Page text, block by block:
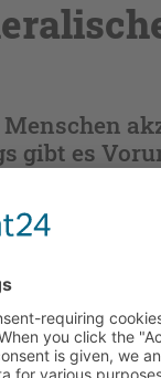
gibt es
Öl)
mit Ihrem
authentifizieren Sie sich